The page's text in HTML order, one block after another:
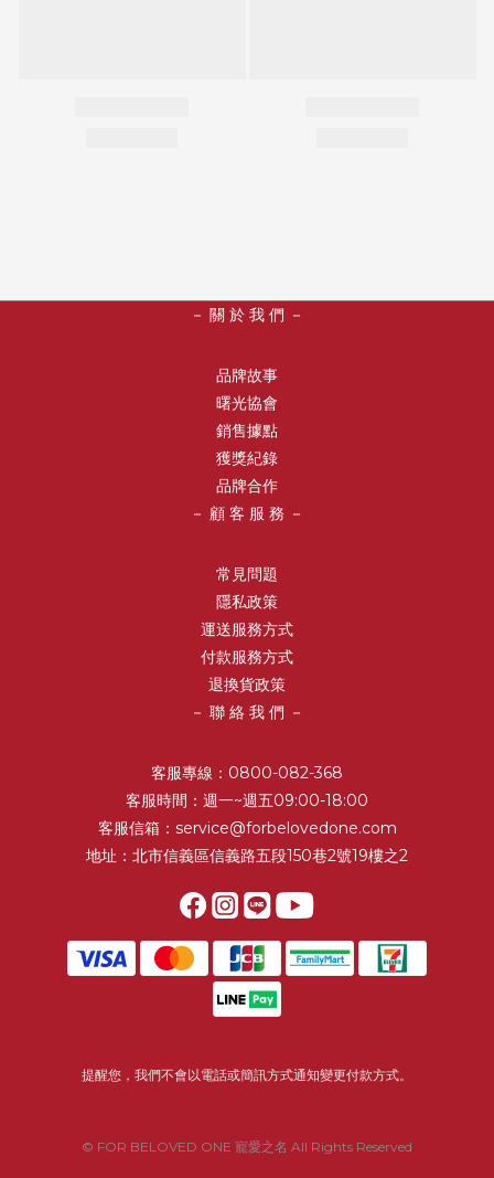
－ 關 於 我 們 －
品牌故事
曙光協會
銷售據點
獲獎紀錄
品牌合作
－ 顧 客 服 務 －
常見問題
隱私政策
運送服務方式
付款服務方式
退換貨政策
－ 聯 絡 我 們 －
客服專線：0800-082-368
客服時間：週一~週五09:00-18:00
客服信箱：service@forbelovedone.com
地址：北市信義區信義路五段150巷2號19樓之2
提醒您，我們不會以電話或簡訊方式通知變更付款方式。
© FOR BELOVED ONE 寵愛之名 All Rights Reserved